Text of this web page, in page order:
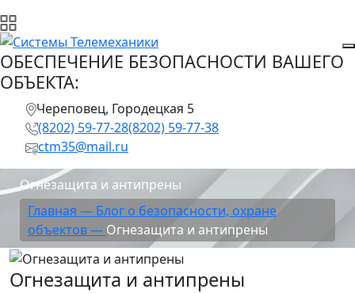
ОБЕСПЕЧЕНИЕ БЕЗОПАСНОСТИ ВАШЕГО
ОБЪЕКТА:
Череповец, Городецкая 5
(8202) 59-77-28(8202) 59-77-38
ctm35@mail.ru
Огнезащита и антипрены
Главная — Блог о безопасности, охране
объектов — Огнезащита и антипрены
Огнезащита и антипрены